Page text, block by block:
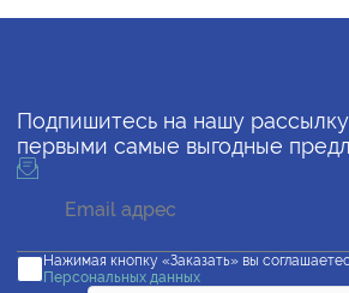
Подпишитесь на нашу
первыми самые выгодные
Нажимая кнопку «Заказать» вы
Персональных данных